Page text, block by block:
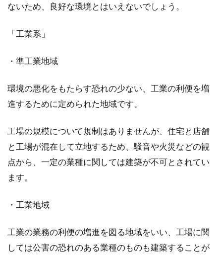
ないため、良好な環境とはいえないでしょう。
「工業系」
・準工業地域
環境の悪化をもたらす恐れの少ない、工業の利便を増
進するために定められた地域です。
工場の規模について規制はありませんが、住宅と店舗
と工場が混在して立地するため、騒音や火災などの観
点から、一定の業種に関しては建築が不可とされてい
ます。
・工業地域
工業の業務の利便の増進を図る地域をいい、工場に関
しては公害の恐れのある業種のものも建築することが